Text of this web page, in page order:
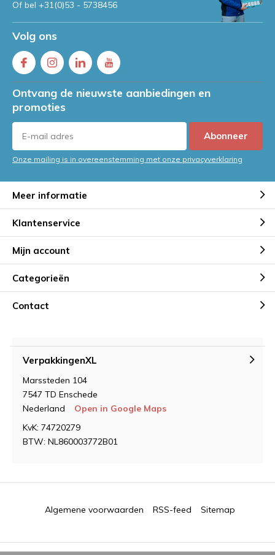
Of bel +31(0)53 - 5738456
Volg ons
Ontvang de nieuwste aanbiedingen en
promoties
Abonneer
Onze mailing is in overeenstemming met onze privacyverklaring
Meer informatie
Klantenservice
Mijn account
Categorieën
Contact
VerpakkingenXL
Marssteden 104
7547 TD Enschede
Nederland
Open in Google Maps
KvK: 74720279
BTW: NL860003772B01
Algemene voorwaarden RSS-feed Sitemap